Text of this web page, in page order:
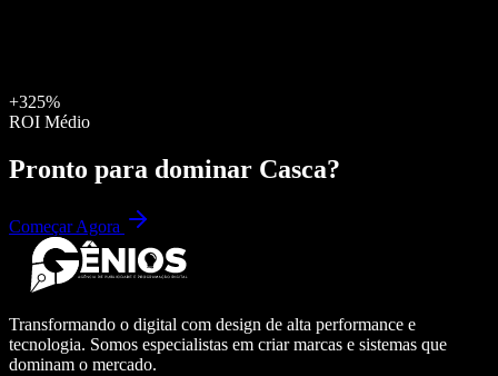
+325%
ROI Médio
Pronto para dominar Casca?
Começar Agora
Transformando o digital com design de alta performance e
tecnologia. Somos especialistas em criar marcas e sistemas que
dominam o mercado.